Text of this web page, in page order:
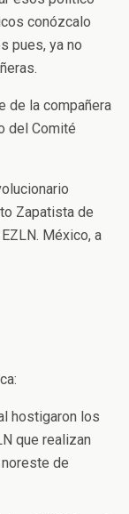
conózcalo
pues, ya no
de la compañera
del Comité
Zapatista de
México, a
hostigaron los
que realizan
de